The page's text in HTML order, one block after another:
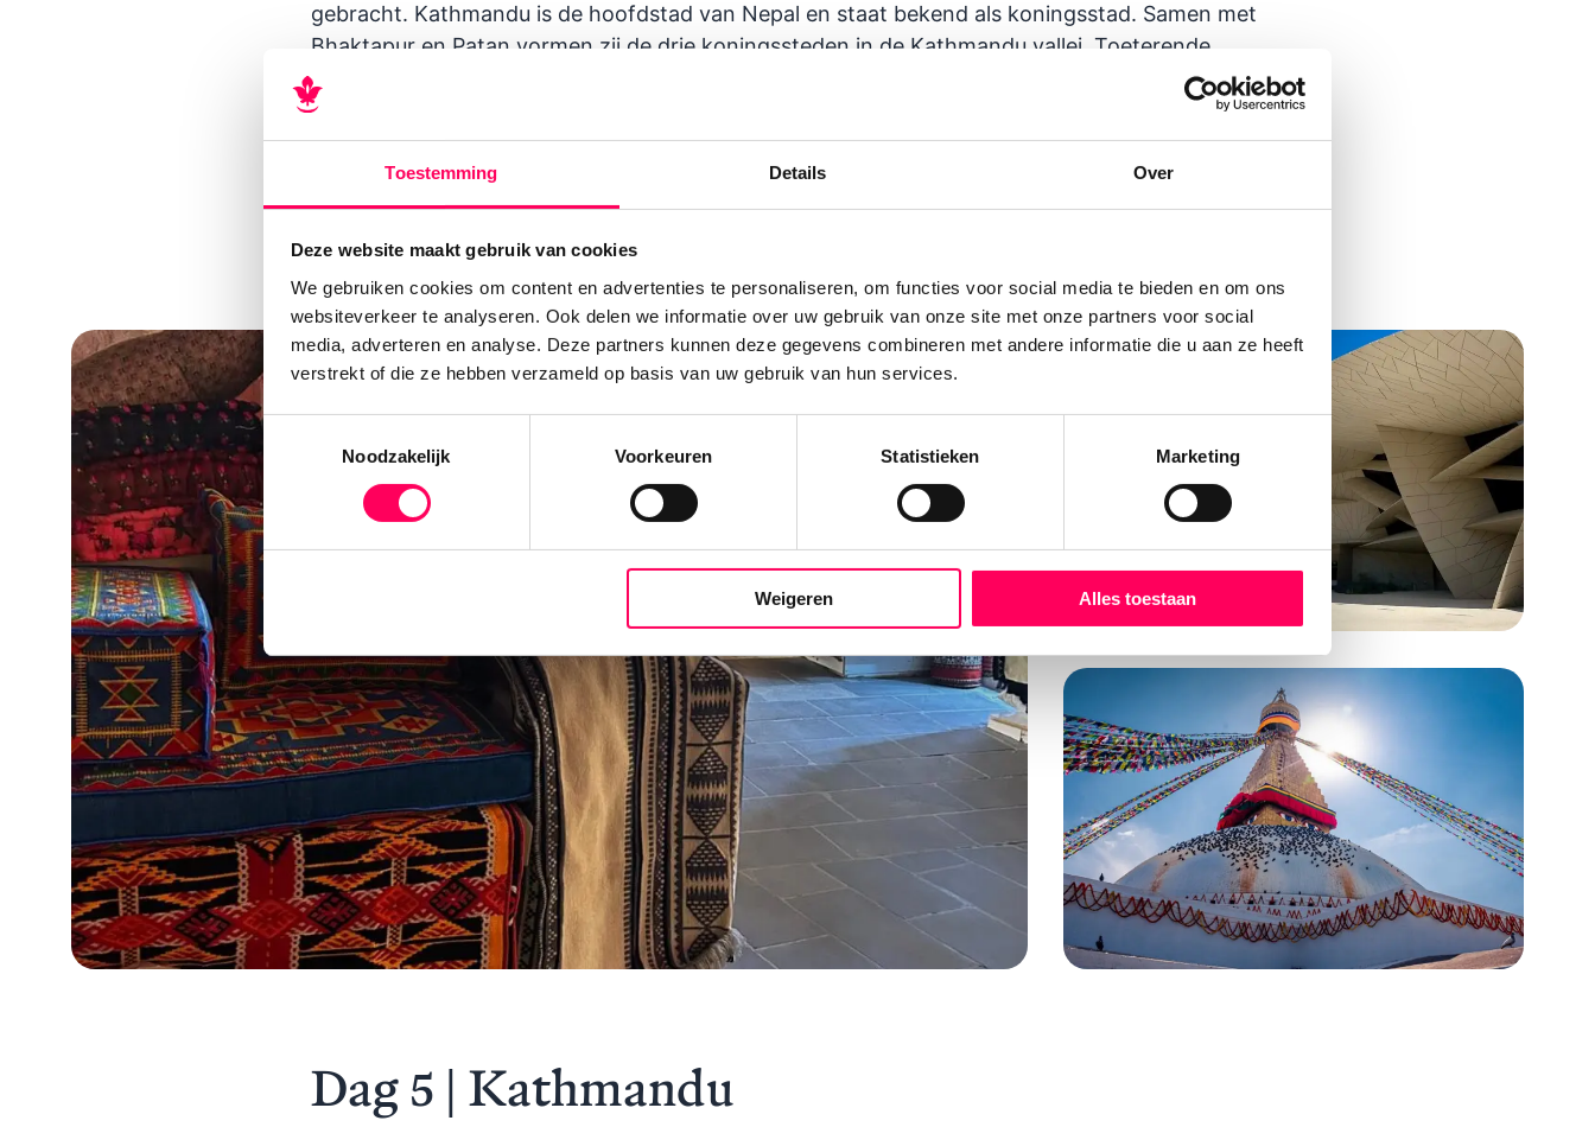
Toestemming Details Over
Deze website maakt gebruik van cookies
We gebruiken cookies om content en advertenties te personaliseren, om functies voor social media te bieden en om ons
websiteverkeer te analyseren. Ook delen we informatie over uw gebruik van onze site met onze partners voor social
media, adverteren en analyse. Deze partners kunnen deze gegevens combineren met andere informatie die u aan ze heeft
verstrekt of die ze hebben verzameld op basis van uw gebruik van hun services.
Toestemmingsselectie
Noodzakelijk
Voorkeuren Statistieken Marketing
Weigeren Alles toestaan
gebracht. Kathmandu is de hoofdstad van Nepal en staat bekend als koningsstad. Samen met
Bhaktapur en Patan vormen zij de drie koningssteden in de Kathmandu vallei. Toeterende
scooters, riksja’s en kraampjes waar ze vers fruit of groenten verkopen bepalen het straatbeeld.
In de avond genieten jullie van een welkomstdiner in een Nepalees restaurant.
Accommodatie:
Dwarika’s Hotel
Maak kennis met de Nepalese keuken!
Dag 5 | Kathmandu